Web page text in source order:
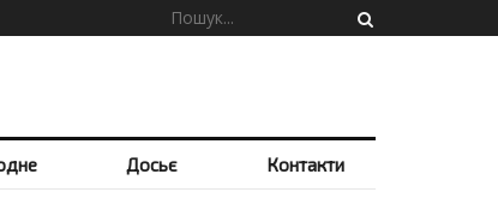
Досьє Контакти